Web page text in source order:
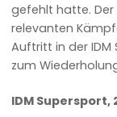
gefehlt hatte.
relevanten
Auftritt in der IDM
zum
IDM Supersport,